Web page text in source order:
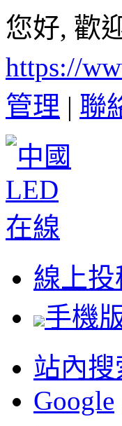
您好, 歡
https://
管理 | 聯
線上投
手機
站內搜
Google